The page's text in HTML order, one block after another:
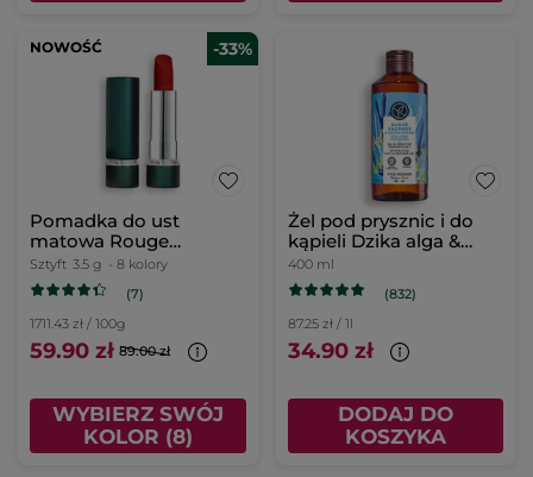
NOWOŚĆ -33%
Pomadka do ust
matowa Rouge
Botanique 3,5 g
Sztyft 3.5 g - 8 kolory
(7)
1711.43 zł / 100g
59.90 zł 89.00 zł
WYBIERZ SWÓJ
KOLOR (8)
Żel pod prysznic i do
kąpieli Dzika alga &
Koper morski 400 ml
400 ml
(832)
87.25 zł / 1l
34.90 zł
DODAJ DO
KOSZYKA